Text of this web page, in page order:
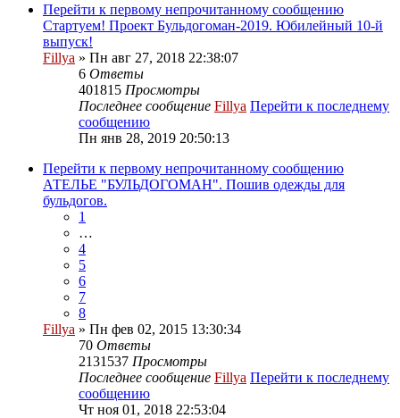
Перейти к первому непрочитанному сообщению
Стартуем! Проект Бульдогоман-2019. Юбилейный 10-й
выпуск!
Fillya » Пн авг 27, 2018 22:38:07
6 Ответы
401815 Просмотры
Последнее сообщение Fillya Перейти к последнему
сообщению
Пн янв 28, 2019 20:50:13
Перейти к первому непрочитанному сообщению
АТЕЛЬЕ "БУЛЬДОГОМАН". Пошив одежды для
бульдогов.
1
…
4
5
6
7
8
Fillya » Пн фев 02, 2015 13:30:34
70 Ответы
2131537 Просмотры
Последнее сообщение Fillya Перейти к последнему
сообщению
Чт ноя 01, 2018 22:53:04